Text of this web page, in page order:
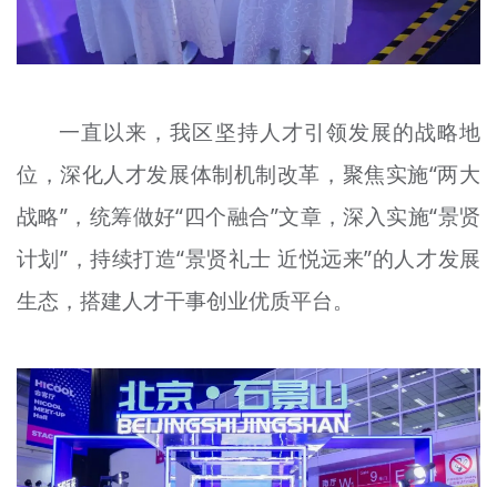
一直以来，我区坚持人才引领发展的战略地
位，深化人才发展体制机制改革，聚焦实施“两大
战略”，统筹做好“四个融合”文章，深入实施“景贤
计划”，持续打造“景贤礼士 近悦远来”的人才发展
生态，搭建人才干事创业优质平台。